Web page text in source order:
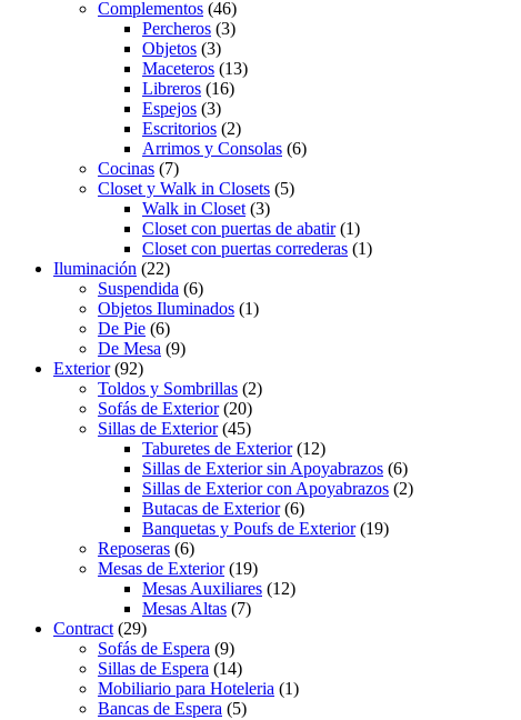
Complementos (46)
Percheros (3)
Objetos (3)
Maceteros (13)
Libreros (16)
Espejos (3)
Escritorios (2)
Arrimos y Consolas (6)
Cocinas (7)
Closet y Walk in Closets (5)
Walk in Closet (3)
Closet con puertas de abatir(1)
Closet con puertas correderas (1)
Iluminación (22)
Suspendida (6)
Objetos Iluminados (1)
De Pie (6)
De Mesa (9)
Exterior(92)
Toldos y Sombrillas (2)
Sofás de Exterior(20)
Sillas de Exterior(45)
Taburetes de Exterior(12)
Sillas de Exterior sin Apoyabrazos (6)
Sillas de Exterior con Apoyabrazos (2)
Butacas de Exterior(6)
Banquetas y Poufs de Exterior(19)
Reposeras (6)
Mesas de Exterior(19)
Mesas Auxiliares (12)
Mesas Altas (7)
Contract (29)
Sofás de Espera (9)
Sillas de Espera (14)
Mobiliario para Hoteleria (1)
Bancas de Espera (5)